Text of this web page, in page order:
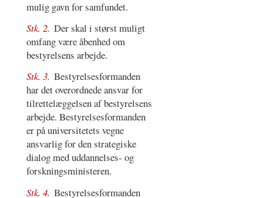
mulig gavn for samfundet.
Stk. 2. Der skal i størst muligt
omfang være åbenhed om
bestyrelsens arbejde.
Stk. 3. Bestyrelsesformanden
har det overordnede ansvar for
tilrettelæggelsen af bestyrelsens
arbejde. Bestyrelsesformanden
er på universitetets vegne
ansvarlig for den strategiske
dialog med uddannelses- og
forskningsministeren.
Stk. 4. Bestyrelsesformanden